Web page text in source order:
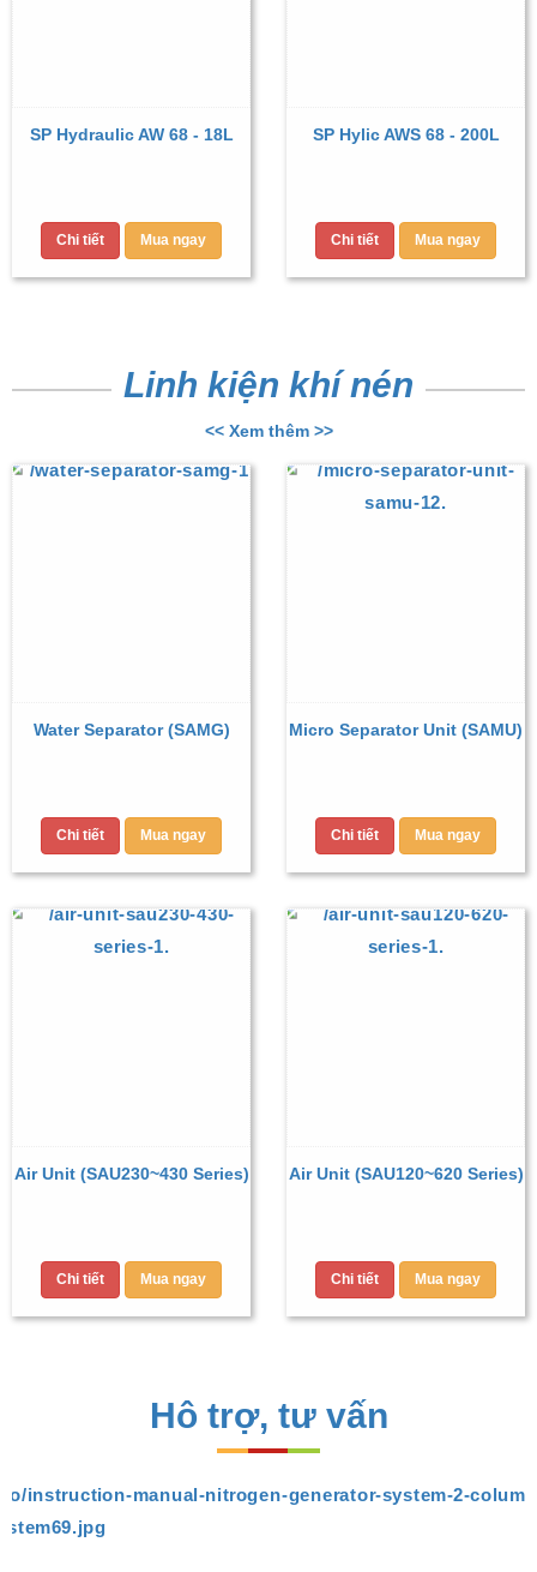
SP Hydraulic AW 68 - 18L
Chi tiết Mua ngay
SP Hylic AWS 68 - 200L
Chi tiết Mua ngay
Linh kiện khí nén
<< Xem thêm >>
Water Separator (SAMG)
Chi tiết Mua ngay
Micro Separator Unit (SAMU)
Chi tiết Mua ngay
Air Unit (SAU230~430 Series)
Chi tiết Mua ngay
Air Unit (SAU120~620 Series)
Chi tiết Mua ngay
Hô trợ, tư vấn